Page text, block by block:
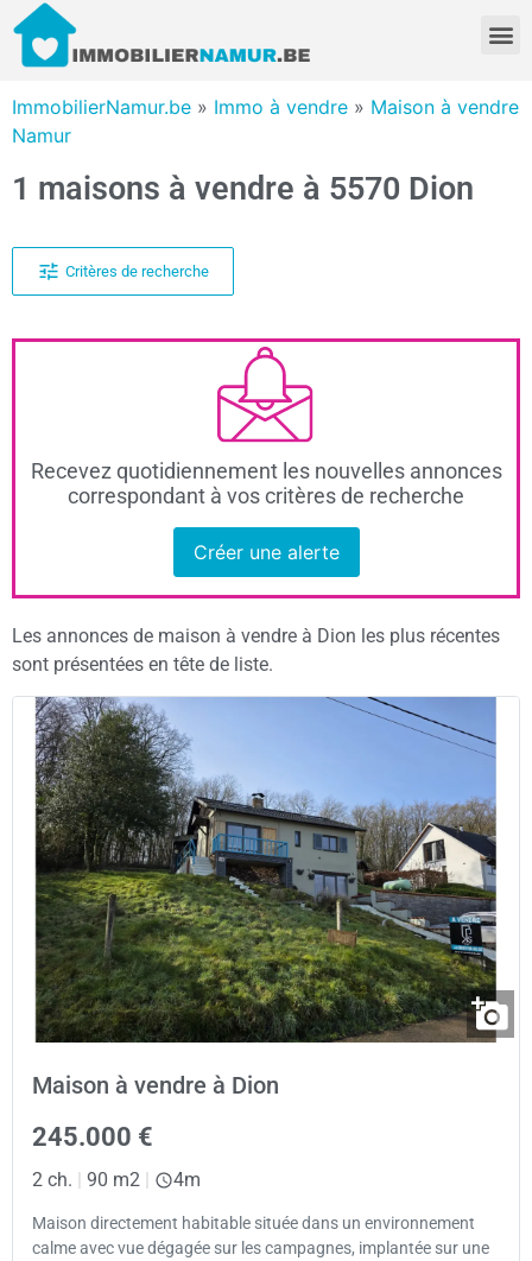
ImmobilierNamur.be » Immo à vendre » Maison à vendre
Namur
1 maisons à vendre à 5570 Dion
Critères de recherche
Recevez quotidiennement les nouvelles annonces
correspondant à vos critères de recherche
Créer une alerte
Les annonces de maison à vendre à Dion les plus récentes
sont présentées en tête de liste.
Maison à vendre à Dion
245.000 €
2 ch. | 90 m2 | 4m
Maison directement habitable située dans un environnement
calme avec vue dégagée sur les campagnes, implantée sur une